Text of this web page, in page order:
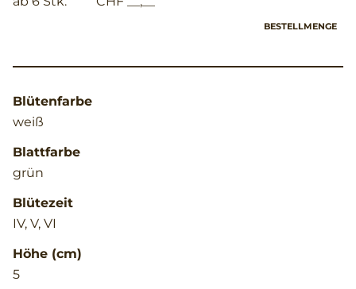
BESTELLMENGE
Blütenfarbe
weiß
Blattfarbe
grün
Blütezeit
IV, V, VI
Höhe (cm)
5